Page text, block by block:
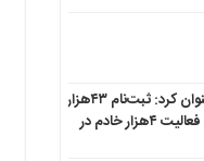
دبیر ستاد اربعین استان عنوان کرد: ثبت‌نام ۴۳هزار
لرستانی در سامانه سماح/ فعالیت ۴هزار خادم در